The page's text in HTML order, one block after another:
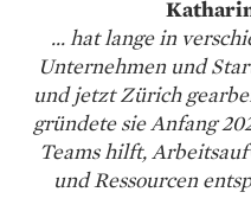
... hat lange in
Unternehmen und
und jetzt Zürich
gründete sie Anfang
Teams hilft,
und Ressourcen